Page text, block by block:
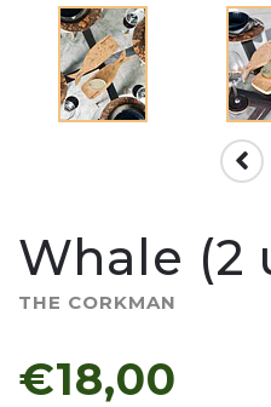
Whale (2
THE CORKMAN
€18,00